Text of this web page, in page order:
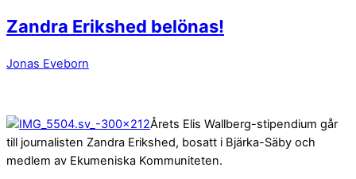
Zandra Erikshed belönas!
Jonas Eveborn
Årets Elis Wallberg-stipendium går
till journalisten Zandra Erikshed, bosatt i Bjärka-Säby och
medlem av Ekumeniska Kommuniteten.